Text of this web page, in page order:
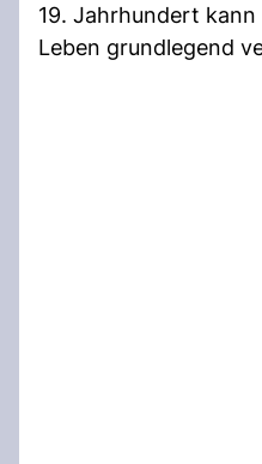
19. Jahrhundert
Leben grundlegend